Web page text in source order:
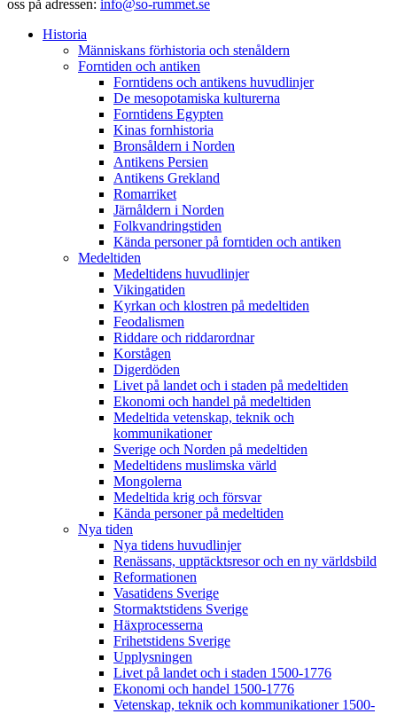
oss på adressen: info@so-rummet.se
Historia
Människans förhistoria och stenåldern
Forntiden och antiken
Forntidens och antikens huvudlinjer
De mesopotamiska kulturerna
Forntidens Egypten
Kinas fornhistoria
Bronsåldern i Norden
Antikens Persien
Antikens Grekland
Romarriket
Järnåldern i Norden
Folkvandringstiden
Kända personer på forntiden och antiken
Medeltiden
Medeltidens huvudlinjer
Vikingatiden
Kyrkan och klostren på medeltiden
Feodalismen
Riddare och riddarordnar
Korstågen
Digerdöden
Livet på landet och i staden på medeltiden
Ekonomi och handel på medeltiden
Medeltida vetenskap, teknik och
kommunikationer
Sverige och Norden på medeltiden
Medeltidens muslimska värld
Mongolerna
Medeltida krig och försvar
Kända personer på medeltiden
Nya tiden
Nya tidens huvudlinjer
Renässans, upptäcktsresor och en ny världsbild
Reformationen
Vasatidens Sverige
Stormaktstidens Sverige
Häxprocesserna
Frihetstidens Sverige
Upplysningen
Livet på landet och i staden 1500-1776
Ekonomi och handel 1500-1776
Vetenskap, teknik och kommunikationer 1500-